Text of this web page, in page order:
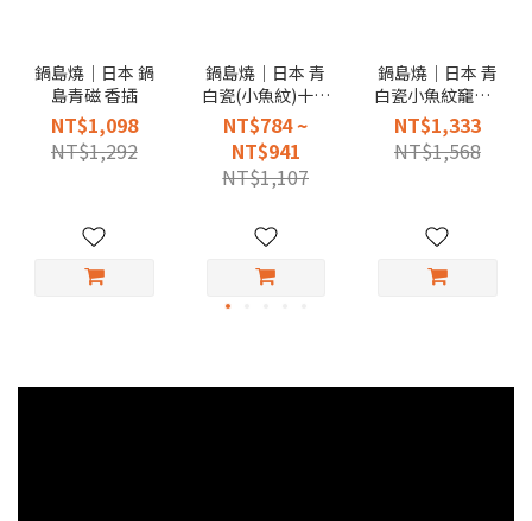
鍋島燒｜日本 鍋
島青磁 香插
NT$1,098
NT$1,292
鍋島燒｜日本 青
白瓷(小魚紋)十草
小缽
NT$784 ~
NT$941
NT$1,107
鍋島燒｜日本 青
白瓷小魚紋竉目5
寸盤
NT$1,333
NT$1,568